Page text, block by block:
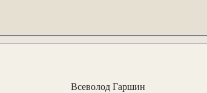
Всеволод Гаршин